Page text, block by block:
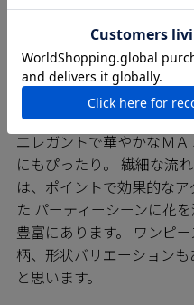
PARTY パーティーに
エレガントで華やかなＭ
にもぴったり。 繊細な流
は、ポイントで効果的な
た パーティーシーンに花
豊富にあります。 ワンピ
柄、形状バリエーション
と思います。